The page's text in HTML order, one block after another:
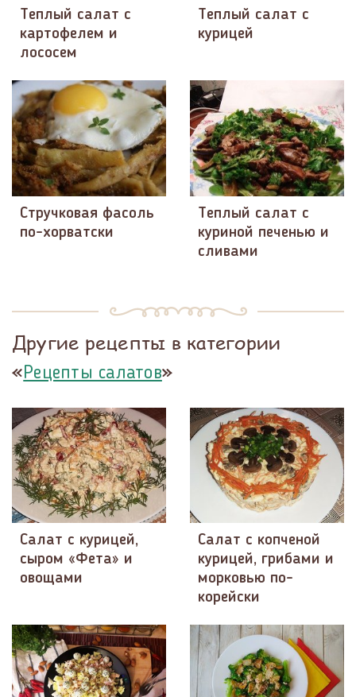
Теплый салат с
картофелем и
лососем
Теплый салат с
курицей
Стручковая фасоль
по-хорватски
Теплый салат с
куриной печенью и
сливами
Другие рецепты в категории
«Рецепты салатов»
Салат с курицей,
сыром «Фета» и
овощами
Салат с копченой
курицей, грибами и
морковью по-
корейски